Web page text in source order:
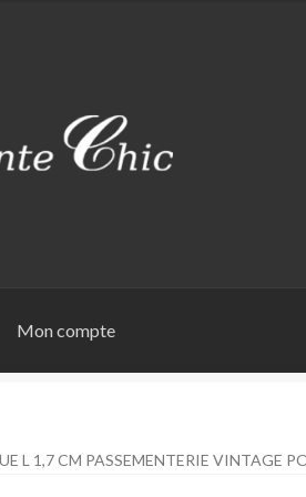
Mon compte
L 1,7 CM PASSEMENTERIE VINTAGE